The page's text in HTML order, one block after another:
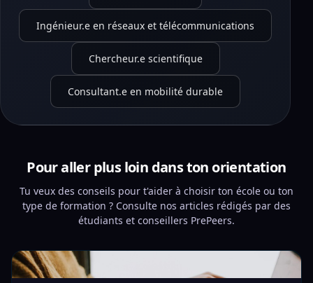
Ingénieur.e en réseaux et télécommunications
Chercheur.e scientifique
Consultant.e en mobilité durable
Pour aller plus loin dans ton orientation
Tu veux des conseils pour t'aider à choisir ton école ou ton
type de formation ? Consulte nos articles rédigés par des
étudiants et conseillers PrePeers.